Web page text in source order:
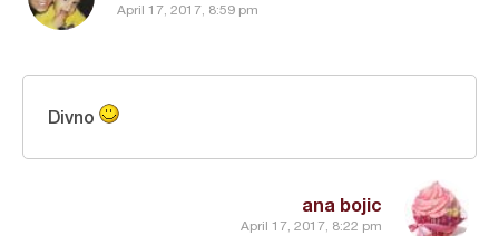
April 17, 2017, 8:59 pm
ana bojic
April 17, 2017, 8:22 pm
Divno